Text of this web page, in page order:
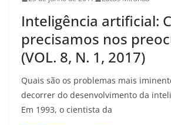
Inteligência artificial:
precisamos nos
(VOL. 8, N. 1, 2017)
Quais são os problemas mais
decorrer do desenvolvimento da
Em 1993, o cientista da